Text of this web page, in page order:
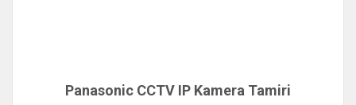
Panasonic CCTV IP Kamera Tamiri